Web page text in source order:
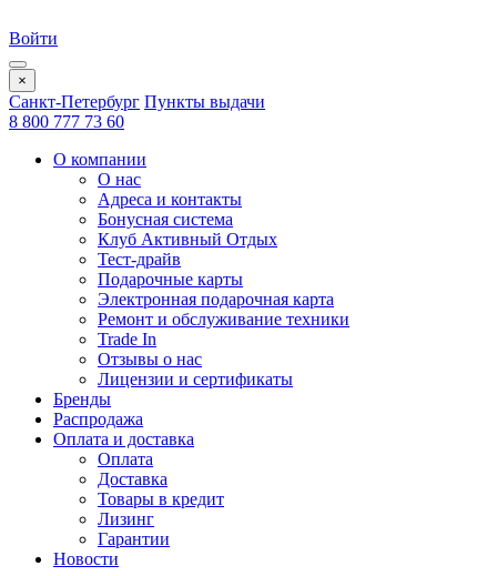
Войти
×
Санкт-Петербург Пункты выдачи
8 800 777 73 60
О компании
О нас
Адреса и контакты
Бонусная система
Клуб Активный Отдых
Тест-драйв
Подарочные карты
Электронная подарочная карта
Ремонт и обслуживание техники
Trade In
Отзывы о нас
Лицензии и сертификаты
Бренды
Распродажа
Оплата и доставка
Оплата
Доставка
Товары в кредит
Лизинг
Гарантии
Новости